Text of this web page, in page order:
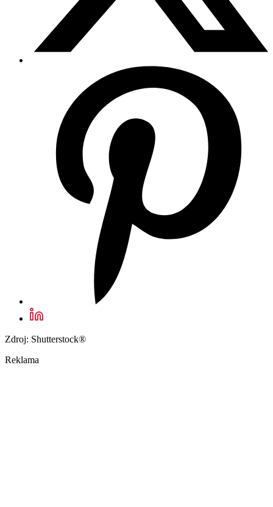
Zdroj: Shutterstock®
Reklama